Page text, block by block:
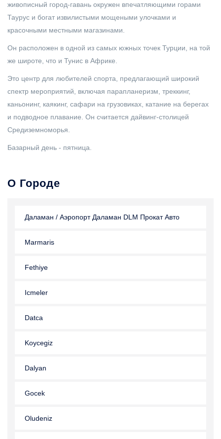
живописный город-гавань окружен впечатляющими горами
Таурус и богат извилистыми мощеными улочками и
красочными местными магазинами.
Он расположен в одной из самых южных точек Турции, на той
же широте, что и Тунис в Африке.
Это центр для любителей спорта, предлагающий широкий
спектр мероприятий, включая парапланеризм, треккинг,
каньонинг, каякинг, сафари на грузовиках, катание на берегах
и подводное плавание. Он считается дайвинг-столицей
Средиземноморья.
Базарный день - пятница.
О Городе
Даламан / Аэропорт Даламан DLM Прокат Авто
Marmaris
Fethiye
Icmeler
Datca
Koycegiz
Dalyan
Gocek
Oludeniz